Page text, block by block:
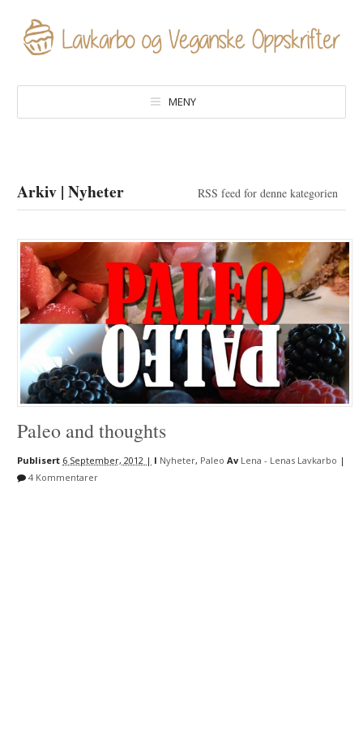
MENY
Arkiv | Nyheter RSS feed for denne kategorien
Paleo and thoughts
Publisert 6 September, 2012 | I Nyheter, Paleo Av Lena - Lenas Lavkarbo |
4 Kommentarer